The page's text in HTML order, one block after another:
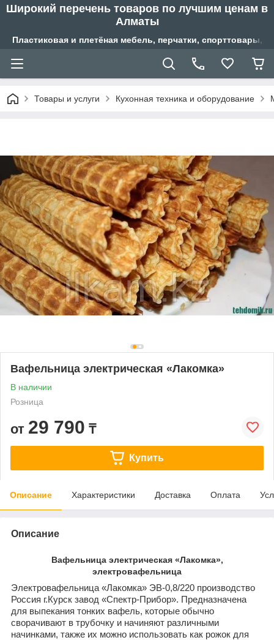
Широкий перечень товаров по лучшим ценам в
Алматы
Пластиковая и плетёная мебель, перчатки,
Товары и услуги Кухонная техника и оборудование
Вафельница электрическая «Лакомка»
В наличии
Розница
от 29 790 ₸
Купить
Описание Характеристики Доставка Оплата
Описание
Вафельница электрическая «Лакомка»,
электровафельница
Электровафельница «Лакомка» ЭВ-0,8/220 производство
Россия г.Курск завод «Спектр-Прибор». Предназначена
для выпекания тонких вафель, которые обычно
сворачивают в трубочку и начиняют различными
начинками, также их можно использовать как рожок для